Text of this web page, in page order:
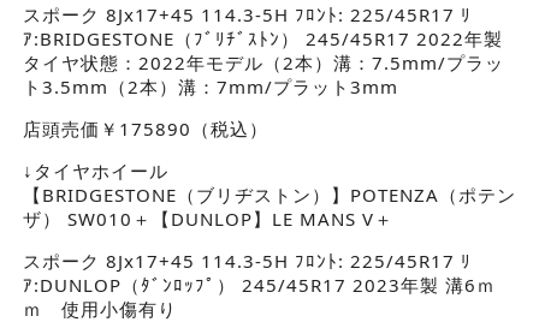
スポーク 8Jx17+45 114.3-5H ﾌﾛﾝﾄ: 225/45R17 ﾘ
ｱ:BRIDGESTONE（ﾌﾞﾘﾁﾞｽﾄﾝ） 245/45R17 2022年製
タイヤ状態：2022年モデル（2本）溝：7.5mm/プラッ
ト3.5mm（2本）溝：7mm/プラット3mm
店頭売価￥175890（税込）
↓タイヤホイール
【BRIDGESTONE（ブリヂストン）】POTENZA（ポテン
ザ） SW010＋【DUNLOP】LE MANS V＋
スポーク 8Jx17+45 114.3-5H ﾌﾛﾝﾄ: 225/45R17 ﾘ
ｱ:DUNLOP（ﾀﾞﾝﾛｯﾌﾟ） 245/45R17 2023年製 溝6ｍ
ｍ 使用小傷有り